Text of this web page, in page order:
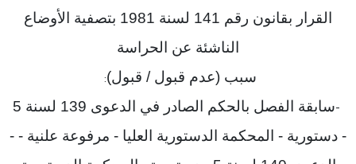
القرار بقانون رقم 141 لسنة 1981 بتصفية الأوضاع
الناشئة عن الحراسة
سبب (عدم قبول / قبول):
-
سابقة الفصل بالحكم الصادر في الدعوى 139 لسنة 5
- دستورية - المحكمة الدستورية العليا - مرفوعة علنية - -